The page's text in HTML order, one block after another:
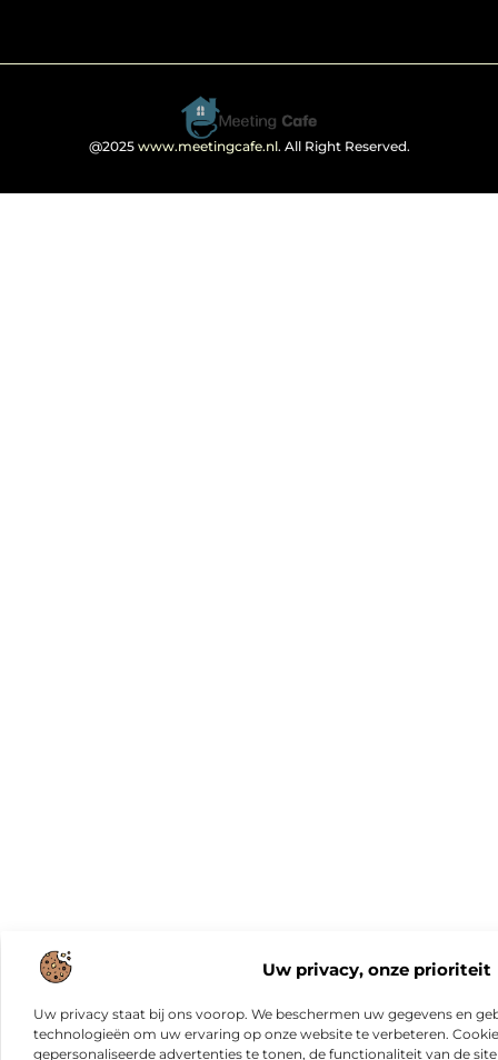
Uw privacy, onze prioriteit
Uw privacy staat bij ons voorop. We beschermen uw gegevens en
technologieën om uw ervaring op onze website te verbeteren.
gepersonaliseerde advertenties te tonen, de functionaliteit van de
@2025 www.meetingcafe.nl. All Right Reserved.